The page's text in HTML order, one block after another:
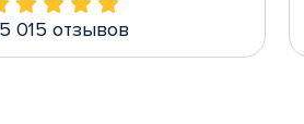
015 отзывов